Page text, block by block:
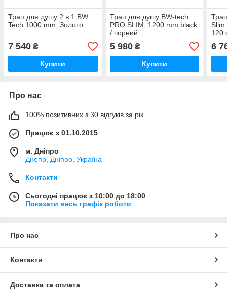
Трап для душу 2 в 1 BW
Tech 1000 mm. Золото.
7 540 ₴
Купити
Трап для душу BW-tech
PRO SLIM, 1200 mm black
/ чорний
5 980₴
Купити
120
6
Про нас
100% позитивних з 30 відгуків за рік
Працює з 01.10.2015
м. Дніпро
Днепр, Дніпро, Україна
Контакти
Сьогодні працює з 10:00 до 18:00
Показати весь графік роботи
Про нас
Контакти
Доставка та оплата